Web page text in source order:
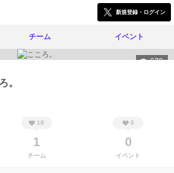
新規登録・ログイン
チーム イベント
670
。
18
1
チーム
0
0
イベント